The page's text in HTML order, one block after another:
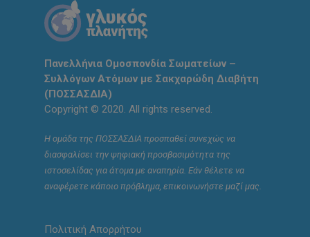
Πανελλήνια Ομοσπονδία Σωματείων –
Συλλόγων Ατόμων με Σακχαρώδη Διαβήτη
(ΠΟΣΣΑΣΔΙΑ)
Copyright © 2020. All rights reserved.
Η ομάδα της ΠΟΣΣΑΣΔΙΑ προσπαθεί συνεχώς να
διασφαλίσει την ψηφιακή προσβασιμότητα της
ιστοσελίδας για άτομα με αναπηρία. Εάν θέλετε να
αναφέρετε κάποιο πρόβλημα, επικοινωνήστε μαζί μας.
Πολιτική Απορρήτου